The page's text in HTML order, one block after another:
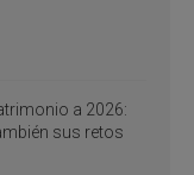
a 2026:
sus retos